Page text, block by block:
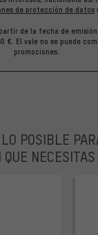
de protección de datos
de la fecha de
€. El vale no se puede
promociones.
LO POSIBLE
QUE NECESITAS